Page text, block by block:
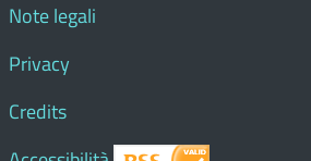
Note legali
Privacy
Credits